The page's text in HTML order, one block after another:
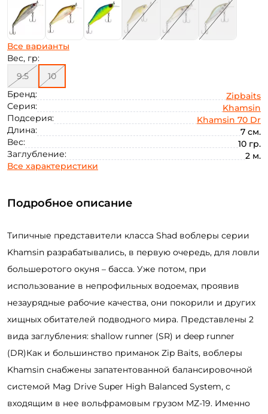
Все варианты
Вес, гр:
9.5
10
Бренд:
Zipbaits
Серия:
Khamsin
Подсерия:
Khamsin 70 Dr
Длина:
7 см.
Вес:
10 гр.
Заглубление:
2 м.
Все характеристики
Подробное описание
Типичные представители класса Shad воблеры серии
Khamsin разрабатывались, в первую очередь, для ловли
большеротого окуня – басса. Уже потом, при
использование в непрофильных водоемах, проявив
незаурядные рабочие качества, они покорили и других
хищных обитателей подводного мира. Представлены 2
вида заглубления: shallow runner (SR) и deep runner
(DR)Как и большинство приманок Zip Baits, воблеры
Khamsin снабжены запатентованной балансировочной
системой Mag Drive Super High Balanced System, с
входящим в нее вольфрамовым грузом MZ-19. Именно